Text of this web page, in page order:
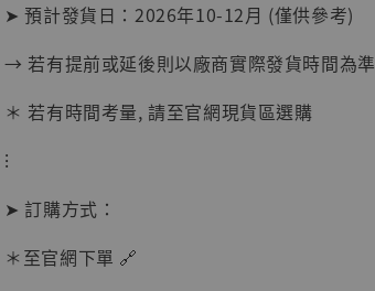
加購優惠【讓子彈飛 鵝城縣長 張麻子 [BK01]】
➤ 預計發貨日：2026年10-12月 (僅供參考)
→ 若有提前或延後則以廠商實際發貨時間為準
＊ 若有時間考量, 請至官網現貨區選購
⁝
➤ 訂購方式：
＊至官網下單 🔗